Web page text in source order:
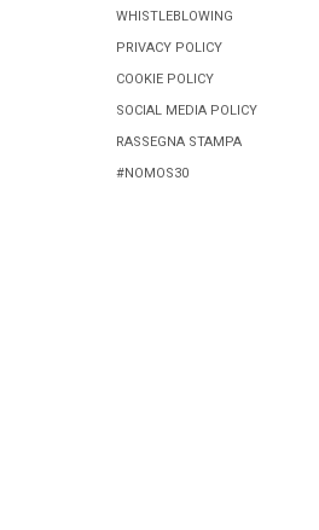
WHISTLEBLOWING
PRIVACY POLICY
COOKIE POLICY
SOCIAL MEDIA POLICY
RASSEGNA STAMPA
#NOMOS30